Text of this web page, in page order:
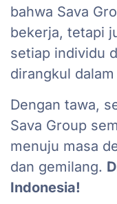
bahwa Sava
bekerja, tetapi
setiap individu
dirangkul
Dengan tawa,
Sava Group
menuju masa
dan gemilang.
Indonesia!